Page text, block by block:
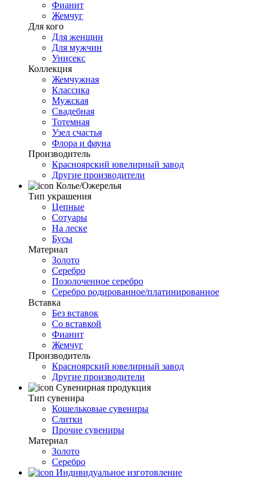
Фианит
Жемчуг
Для кого
Для женщин
Для мужчин
Унисекс
Коллекция
Жемчужная
Классика
Мужская
Свадебная
Тотемная
Узел счастья
Флора и фауна
Производитель
Красноярский ювелирный завод
Другие производители
Колье/Ожерелья
Тип украшения
Цепные
Сотуары
На леске
Бусы
Материал
Золото
Серебро
Позолоченное серебро
Серебро родированное/платинированное
Вставка
Без вставок
Со вставкой
Фианит
Жемчуг
Производитель
Красноярский ювелирный завод
Другие производители
Сувенирная продукция
Тип сувенира
Кошельковые сувениры
Слитки
Прочие сувениры
Материал
Золото
Серебро
Индивидуальное изготовление